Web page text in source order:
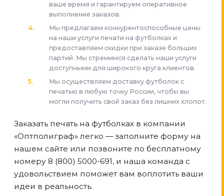
ваше время и гарантируем оперативное
выполнение заказов.
Мы предлагаем конкурентоспособные цены
на наши услуги печати на футболках и
предоставляем скидки при заказе больших
партий. Мы стремимся сделать наши услуги
доступными для широкого круга клиентов.
Мы осуществляем доставку футболок с
печатью в любую точку России, чтобы вы
могли получить свой заказ без лишних хлопот.
Заказать печать на футболках в компании
«Оптполиграф» легко — заполните форму на
нашем сайте или позвоните по бесплатному
номеру 8 (800) 5000-691, и наша команда с
удовольствием поможет вам воплотить ваши
идеи в реальность.